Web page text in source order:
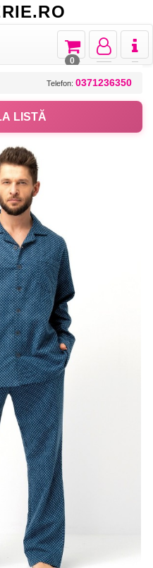
Toggle
Toggle
navigation
Toggle
navigation
0
Telefon: 0371236350
LISTĂ